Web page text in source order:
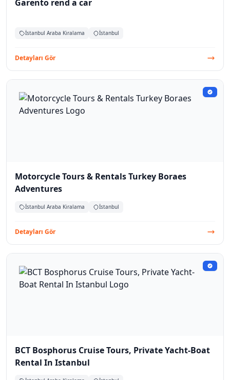
Garento rend a car
İstanbul Araba Kiralama İstanbul
Detayları Gör
Motorcycle Tours & Rentals Turkey Boraes
Adventures
İstanbul Araba Kiralama İstanbul
Detayları Gör
BCT Bosphorus Cruise Tours, Private Yacht-Boat
Rental In Istanbul